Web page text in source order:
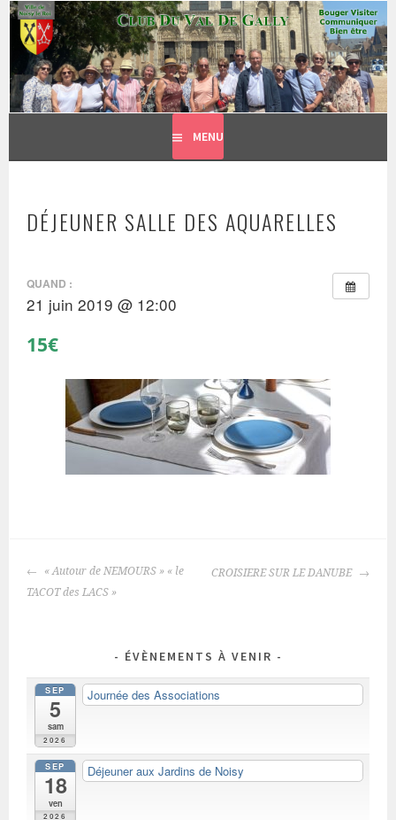
Aller
contenu
principal
CLUB DU VAL DE GALLY
BOUGER, VISITER, COMMUNIQUER = BIEN ÊTRE
MENU
DÉJEUNER SALLE DES AQUARELLES
QUAND :
21 juin 2019 @ 12:00
15€
NAVIGATION
DES
« Autour de NEMOURS » « le
TACOT des LACS »
CROISIERE SUR LE DANUBE
ÉVÈNEMENTS À VENIR
SEP
5
sam
2026
Journée des Associations
SEP
18
ven
2026
Déjeuner aux Jardins de Noisy